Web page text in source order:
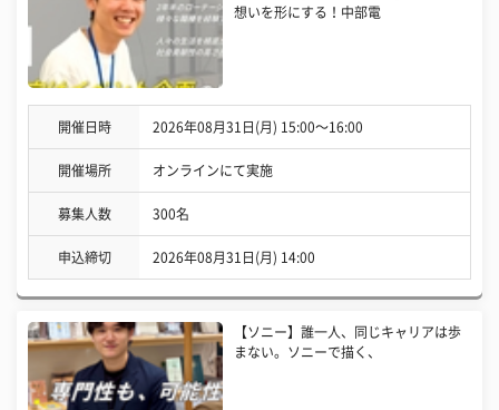
想いを形にする！中部電
開催日時 2026年08月31日(月) 15:00〜16:00
開催場所 オンラインにて実施
募集人数 300名
申込締切 2026年08月31日(月) 14:00
【ソニー】誰一人、同じキャリアは歩
まない。ソニーで描く、